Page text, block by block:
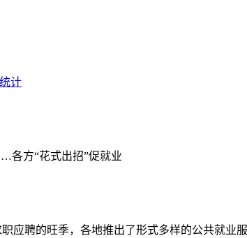
计
各方“花式出招”促就业
应聘的旺季，各地推出了形式多样的公共就业服